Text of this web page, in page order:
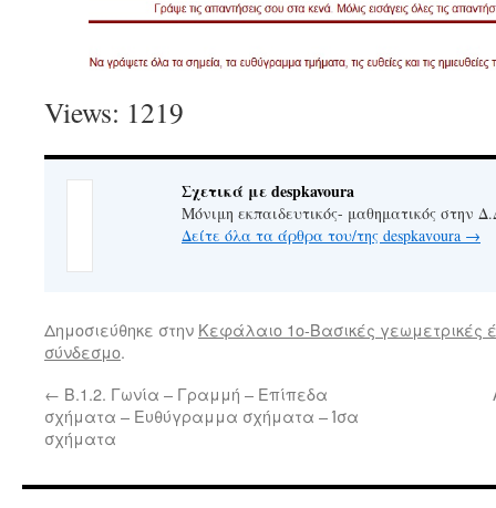
Views: 1219
Σχετικά με despkavoura
Μόνιμη εκπαιδευτικός- μαθηματικός στην
Δείτε όλα τα άρθρα του/της despkavoura →
Δημοσιεύθηκε στην Κεφάλαιο 1ο-Βασικές γεωμετρικές
σύνδεσμο.
← Β.1.2. Γωνία – Γραμμή – Επίπεδα
σχήματα – Ευθύγραμμα σχήματα – Ίσα
σχήματα